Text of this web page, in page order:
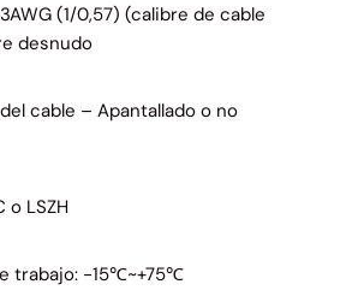
(1/0,57) (calibre de cable
desnudo
cable – Apantallado o no
o LSZH
trabajo: -15℃~+75℃